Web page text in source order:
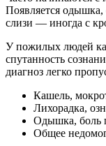
Появляется
слизи — иногда с
У пожилых людей
спутанность
диагноз легко
Кашель,
Лихорадка,
Одышка, боль
Общее